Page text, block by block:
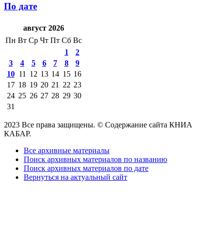
По дате
август 2026
Пн Вт Ср Чт Пт Сб Вс
1
2
3
4 5 6 7 8
9
10 11 12 13 14 15 16
17 18 19 20 21 22 23
24 25 26 27 28 29 30
31
2023 Все права защищены. © Содержание сайта КНИА
КАБАР.
Все архивные материалы
Поиск архивных материалов по названию
Поиск архивных материалов по дате
Вернуться на актуальный сайт